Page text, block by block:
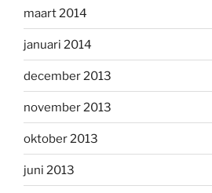
maart 2014
januari 2014
december 2013
november 2013
oktober 2013
juni 2013